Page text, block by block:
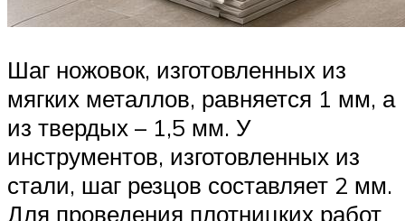
Шаг ножовок, изготовленных из
мягких металлов, равняется 1 мм, а
из твердых – 1,5 мм. У
инструментов, изготовленных из
стали, шаг резцов составляет 2 мм.
Для проведения плотницких работ